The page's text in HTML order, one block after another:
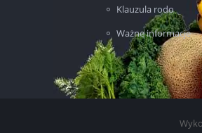
Klauzula rodo
Ważne informacje